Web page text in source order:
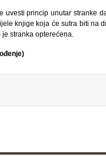
uvesti princip unutar stranke
knjige koja će sutra biti na
stranka opterećena.